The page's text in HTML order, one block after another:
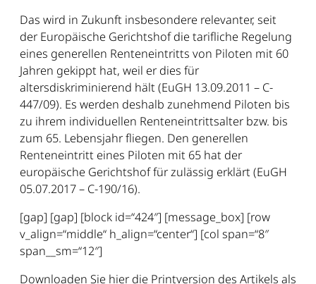
Das wird in Zukunft insbesondere relevanter, seit
der Europäische Gerichtshof die tarifliche Regelung
eines generellen Renteneintritts von Piloten mit 60
Jahren gekippt hat, weil er dies für
altersdiskriminierend hält (EuGH 13.09.2011 – C-
447/09). Es werden deshalb zunehmend Piloten bis
zu ihrem individuellen Renteneintrittsalter bzw. bis
zum 65. Lebensjahr fliegen. Den generellen
Renteneintritt eines Piloten mit 65 hat der
europäische Gerichtshof für zulässig erklärt (EuGH
05.07.2017 – C-190/16).
[gap] [gap] [block id=“424″] [message_box] [row
v_align=“middle“ h_align=“center“] [col span=“8″
span__sm=“12″]
Downloaden Sie hier die Printversion des Artikels als